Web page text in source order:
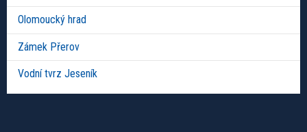
Olomoucký hrad
Zámek Přerov
Vodní tvrz Jeseník